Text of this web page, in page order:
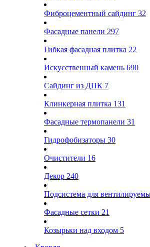
Фиброцементный сайдинг 32
Фасадные панели 297
Гибкая фасадная плитка 22
Искусственный камень 690
Сайдинг из ДПК 7
Клинкерная плитка 131
Фасадные термопанели 31
Гидрофобизаторы 30
Очистители 16
Декор 240
Подсистема для
Фасадные сетки 21
Козырьки над входом 5